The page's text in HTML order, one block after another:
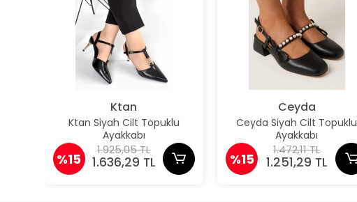
Ktan
Ktan Siyah Cilt Topuklu
Ayakkabı
%15
1.925,05 TL
1.636,29 TL
Ceyda
Ceyda Siyah Cilt Topuklu
Ayakkabı
%15
1.472,11 TL
1.251,29 TL